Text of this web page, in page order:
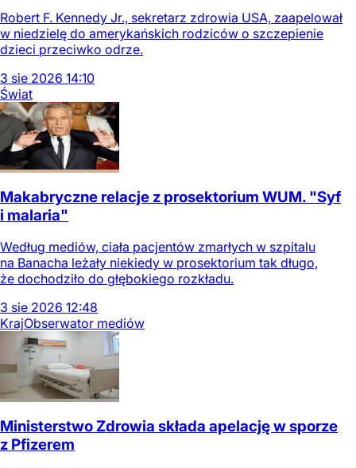
Robert F. Kennedy Jr., sekretarz zdrowia USA, zaapelował
w niedzielę do amerykańskich rodziców o szczepienie
dzieci przeciwko odrze.
3 sie 2026 14:10
Świat
Makabryczne relacje z prosektorium WUM. "Syf
i malaria"
Według mediów, ciała pacjentów zmarłych w szpitalu
na Banacha leżały niekiedy w prosektorium tak długo,
że dochodziło do głębokiego rozkładu.
3 sie 2026 12:48
KrajObserwator mediów
Ministerstwo Zdrowia składa apelację w sporze
z Pfizerem